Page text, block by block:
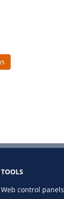
TOOLS
Web control panels